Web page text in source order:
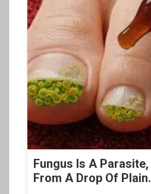
Fungus Is A
From A Drop Of